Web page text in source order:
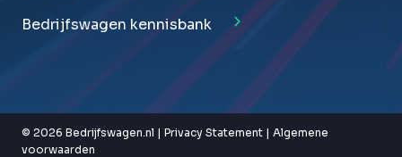
Bedrijfswagen kennisbank
© 2026 Bedrijfswagen.nl | Privacy Statement | Algemene
voorwaarden